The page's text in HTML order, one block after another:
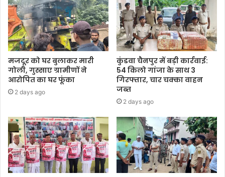
मजदूर को घर बुलाकर मारी
गोली, गुस्साए ग्रामीणों ने
आरोपित का घर फूंका
2 days ago
कुंडवा चैनपुर में बड़ी कार्रवाई:
54 किलो गांजा के साथ 3
गिरफ्तार, चार चक्का वाहन
जब्त
2 days ago